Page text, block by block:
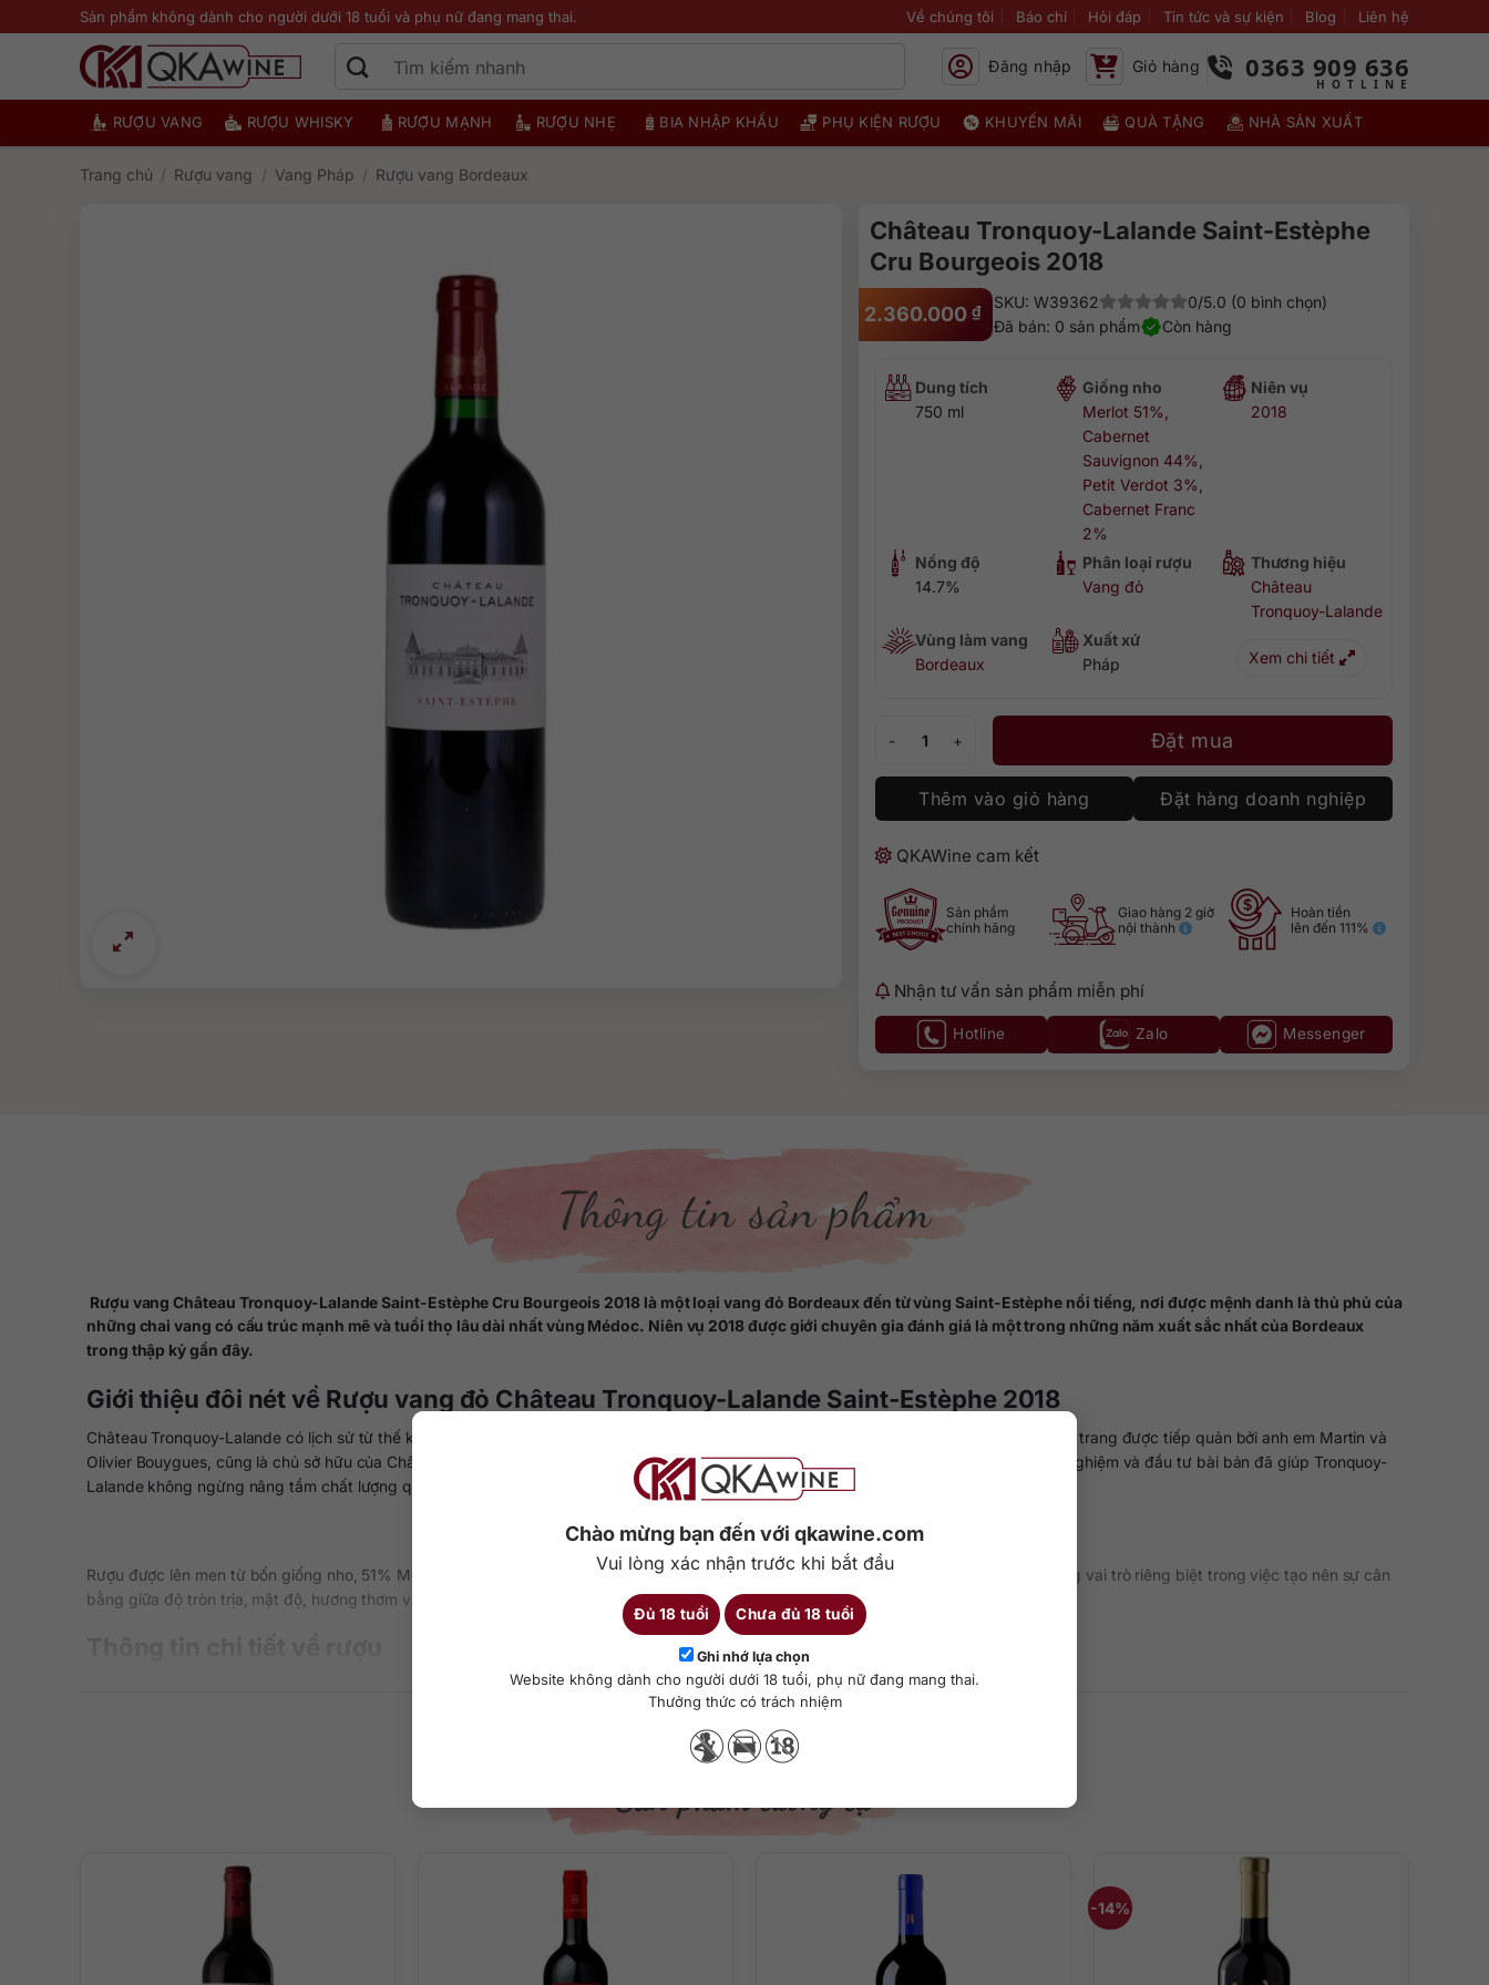
Chào mừng bạn đến với qkawine.com
Vui lòng xác nhận trước khi bắt đầu
Đủ 18 tuổi Chưa đủ 18 tuổi
Ghi nhớ lựa chọn
Website không dành cho người dưới 18 tuổi, phụ nữ đang mang thai.
Thưởng thức có trách nhiệm
qua
Sản phẩm không dành cho người dưới 18 tuổi và phụ nữ đang mang thai. Về chúng tôi Báo chí Hỏi đáp Tin tức và sự kiện Blog Liên hệ
Đăng nhập Giỏ hàng 0363 909 636
RƯỢU VANG RƯỢU WHISKY RƯỢU MẠNH RƯỢU NHẸ BIA NHẬP KHẨU PHỤ KIỆN RƯỢU KHUYẾN MÃI QUÀ TẶNG NHÀ SẢN XUẤT
Trang chủ / Rượu vang / Vang Pháp / Rượu vang Bordeaux
Château Tronquoy-Lalande Saint-Estèphe
Cru Bourgeois 2018
2.360.000 ₫ SKU: W39362
0/5.0 (0 bình chọn)
Đã bán: 0 sản phẩm
Còn hàng
Dung tích
750 ml
Giống nho
Merlot 51%,
Cabernet
Sauvignon 44%,
Petit Verdot 3%,
Cabernet Franc
2%
Niên vụ
2018
Nồng độ
14.7%
Phân loại rượu
Vang đỏ
Thương hiệu
Château
Tronquoy-Lalande
Vùng làm vang
Bordeaux
Xuất xứ
Pháp
Xem chi tiết
Château Tronquoy-Lalande Saint-Estèphe Cru Bourgeois 2018 số lượng
Đặt mua
Thêm vào giỏ hàng Đặt hàng doanh nghiệp
QKAWine cam kết
Sản phẩm
chính hãng
Giao hàng 2 giờ
nội thành
Hoàn tiền
lên đến 111%
Nhận tư vấn sản phẩm miễn phí
Hotline Zalo Messenger
Thông tin sản phẩm
Rượu vang Château Tronquoy-Lalande Saint-Estèphe Cru Bourgeois 2018 là một loại vang đỏ Bordeaux đến từ vùng Saint-Estèphe nổi tiếng, nơi được mệnh danh là thủ phủ của
những chai vang có cấu trúc mạnh mẽ và tuổi thọ lâu dài nhất vùng Médoc. Niên vụ 2018 được giới chuyên gia đánh giá là một trong những năm xuất sắc nhất của Bordeaux
trong thập kỷ gần đây.
Giới thiệu đôi nét về Rượu vang đỏ Château Tronquoy-Lalande Saint-Estèphe 2018
Château Tronquoy-Lalande có lịch sử từ thế kỷ 18, tọa lạc ngay trung tâm vùng Saint-Estèphe với 30 hecta vườn nho. Từ năm 2006, điền trang được tiếp quản bởi anh em Martin và
Olivier Bouygues, cũng là chủ sở hữu của Château Montrose — một Grand Cru Classé danh tiếng của Saint-Estèphe. Sự kế thừa về kinh nghiệm và đầu tư bài bản đã giúp Tronquoy-
Lalande không ngừng nâng tầm chất lượng qua từng niên vụ.
Rượu được lên men từ bốn giống nho, 51% Merlot, 44% Cabernet Sauvignon, 3% Petit Verdot và 2% Cabernet Franc, mỗi giống nho đóng vai trò riêng biệt trong việc tạo nên sự cân
bằng giữa độ tròn trịa, mật độ, hương thơm và độ dài hậu vị.
• Giống nho: Merlot 51%, Cabernet Sauvignon 44%, Petit Verdot 3%, Cabernet Franc 2%
Mô tả hương vị rượu
Rượu có màu đỏ garnet đậm sâu, ánh tím. Trên mũi, Tronquoy-Lalande mở ra với hương nho đen, anh đào chín và mận ngọt, tiếp nối là nốt cà phê, gia vị, lá thuốc lá và thoáng menthol
Chi tiết
Sản phẩm tương tự
-14%